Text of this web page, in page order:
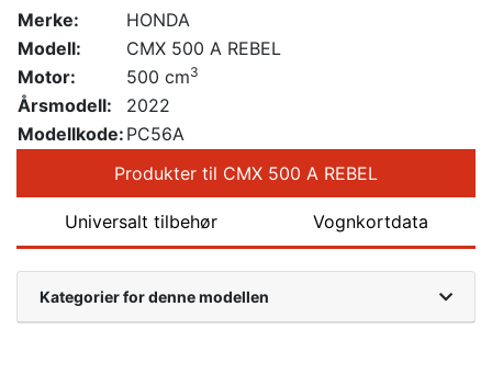
Merke:
HONDA
Modell:
CMX 500 A REBEL
Motor:
500 cm3
Årsmodell:
2022
Modellkode: PC56A
Produkter til CMX 500 A REBEL
Universalt tilbehør Vognkortdata
Kategorier for denne modellen